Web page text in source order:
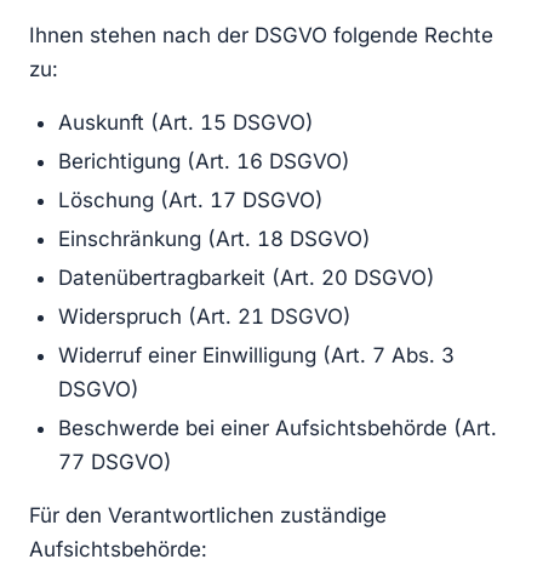
Ihnen stehen nach der DSGVO folgende Rechte
zu:
Auskunft (Art. 15 DSGVO)
Berichtigung (Art. 16 DSGVO)
Löschung (Art. 17 DSGVO)
Einschränkung (Art. 18 DSGVO)
Datenübertragbarkeit (Art. 20 DSGVO)
Widerspruch (Art. 21 DSGVO)
Widerruf einer Einwilligung (Art. 7 Abs. 3
DSGVO)
Beschwerde bei einer Aufsichtsbehörde (Art.
77 DSGVO)
Für den Verantwortlichen zuständige
Aufsichtsbehörde: